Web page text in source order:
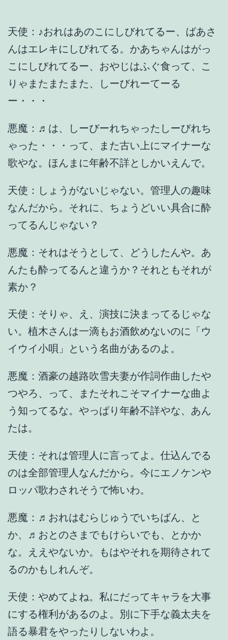
天使：♪おれはあのこにしびれてるー、ばあさ
んはエレキにしびれてる。かあちゃんはがっ
こにしびれてるー、おやじはふぐ食って、こ
りゃまたまたまた、しーびれーてーる
ー・・・
悪魔：♬は、しーびーれちゃったしーびれち
ゃった・・・って、また古い上にマイナーな
歌やな。ほんまに年齢不詳としかいえんで。
天使：しょうがないじゃない。管理人の趣味
なんだから。それに、ちょうどいい具合に酔
ってるんじゃない？
悪魔：それはそうとして、どうしたんや。あ
んたも酔ってるんと違うか？それともそれが
素か？
天使：そりゃ、え、演技に決まってるじゃな
い。植木さんは一滴もお酒飲めないのに「ウ
イウイ小唄」という名曲があるのよ。
悪魔：酒豪の越路吹雪夫妻が作詞作曲したや
つやろ、って、またそれこそマイナーな曲よ
う知ってるな。やっぱり年齢不詳やな、あん
たは。
天使：それは管理人に言ってよ。仕込んでる
のは全部管理人なんだから。今にエノケンや
ロッパ歌わされそうで怖いわ。
悪魔：♬おれはむらじゅうでいちばん、と
か、♬おとのさまでもけらいでも、とかか
な。ええやないか。もはやそれを期待されて
るのかもしれんぞ。
天使：やめてよね。私にだってキャラを大事
にする権利があるのよ。別に下手な義太夫を
語る暴君をやったりしないわよ。